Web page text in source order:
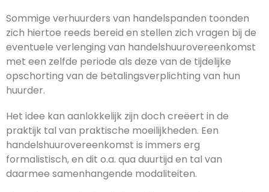
Sommige verhuurders van handelspanden toonden
zich hiertoe reeds bereid en stellen zich vragen bij de
eventuele verlenging van handelshuurovereenkomst
met een zelfde periode als deze van de tijdelijke
opschorting van de betalingsverplichting van hun
huurder.
Het idee kan aanlokkelijk zijn doch creëert in de
praktijk tal van praktische moeilijkheden. Een
handelshuurovereenkomst is immers erg
formalistisch, en dit o.a. qua duurtijd en tal van
daarmee samenhangende modaliteiten.